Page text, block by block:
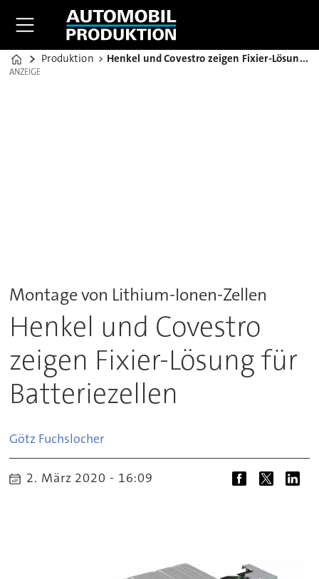
Home
Produktion Henkel und Covestro zeigen Fixier-Lösung für Batteriezellen
ANZEIGE
ANZEIGE
Montage von Lithium-Ionen-Zellen
Henkel und Covestro
zeigen Fixier-Lösung für
Batteriezellen
Götz Fuchslocher
2. März 2020 - 16:09